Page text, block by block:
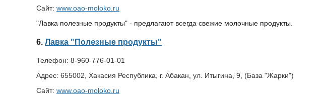
Сайт: www.oao-moloko.ru
"Лавка полезные продукты" - предлагают всегда свежие молочные продукты.
6. Лавка "Полезные продукты"
Телефон: 8-960-776-01-01
Адрес: 655002, Хакасия Республика, г. Абакан, ул. Итыгина, 9, (База "Жарки")
Сайт: www.oao-moloko.ru